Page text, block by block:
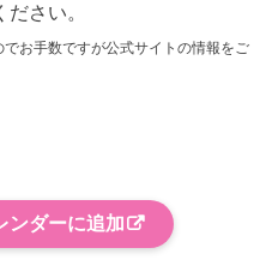
さい。
お手数ですが公式サイトの情報をご
ンダーに追加